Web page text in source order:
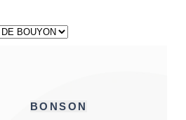
BONSON